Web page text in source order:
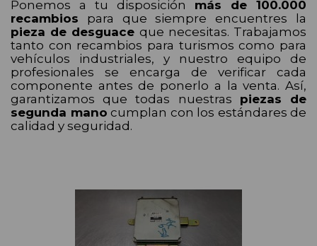
Ponemos a tu disposición más de 100.000
recambios para que siempre encuentres la
pieza de desguace que necesitas. Trabajamos
tanto con recambios para turismos como para
vehículos industriales, y nuestro equipo de
profesionales se encarga de verificar cada
componente antes de ponerlo a la venta. Así,
garantizamos que todas nuestras piezas de
segunda mano cumplan con los estándares de
calidad y seguridad.